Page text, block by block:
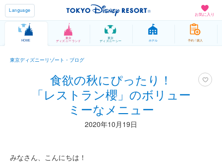
お気に入り
Language
HOME
東京
ディズニーランド
東京
ディズニーシー ホテル 予約 / 購入
東京ディズニーリゾート・ブログ
食欲の秋にぴったり！
「レストラン櫻」のボリュー
ミーなメニュー
2020年10月19日
みなさん、こんにちは！